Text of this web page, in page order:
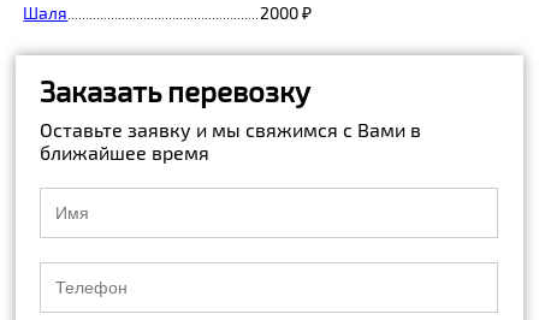
Шаля
2000 ₽
Заказать перевозку
Оставьте заявку и мы свяжимся с Вами в
ближайшее время